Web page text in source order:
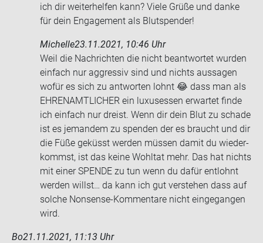
ich dir weiterhelfen kann? Viele Grüße und danke
für dein Engagement als Blutspender!
Michelle23.11.2021, 10:46 Uhr
Weil die Nach­rich­ten die nicht be­ant­wor­tet wur­den
ein­fach nur ag­gres­siv sind und nichts aus­sa­gen
wofür es sich zu ant­wor­ten lohnt 😂 dass man als
EH­REN­AMT­LI­CHER ein lu­xuses­sen er­war­tet finde
ich ein­fach nur dreist. Wenn dir dein Blut zu scha­de
ist es je­man­dem zu spen­den der es braucht und dir
die Füße ge­küsst wer­den müs­sen damit du wie­der­
kommst, ist das keine Wohl­tat mehr. Das hat nichts
mit einer SPEN­DE zu tun wenn du dafür ent­lohnt
wer­den willst… da kann ich gut ver­ste­hen dass auf
sol­che Nonsense-​Kommentare nicht ein­ge­gan­gen
wird.
Bo21.11.2021, 11:13 Uhr